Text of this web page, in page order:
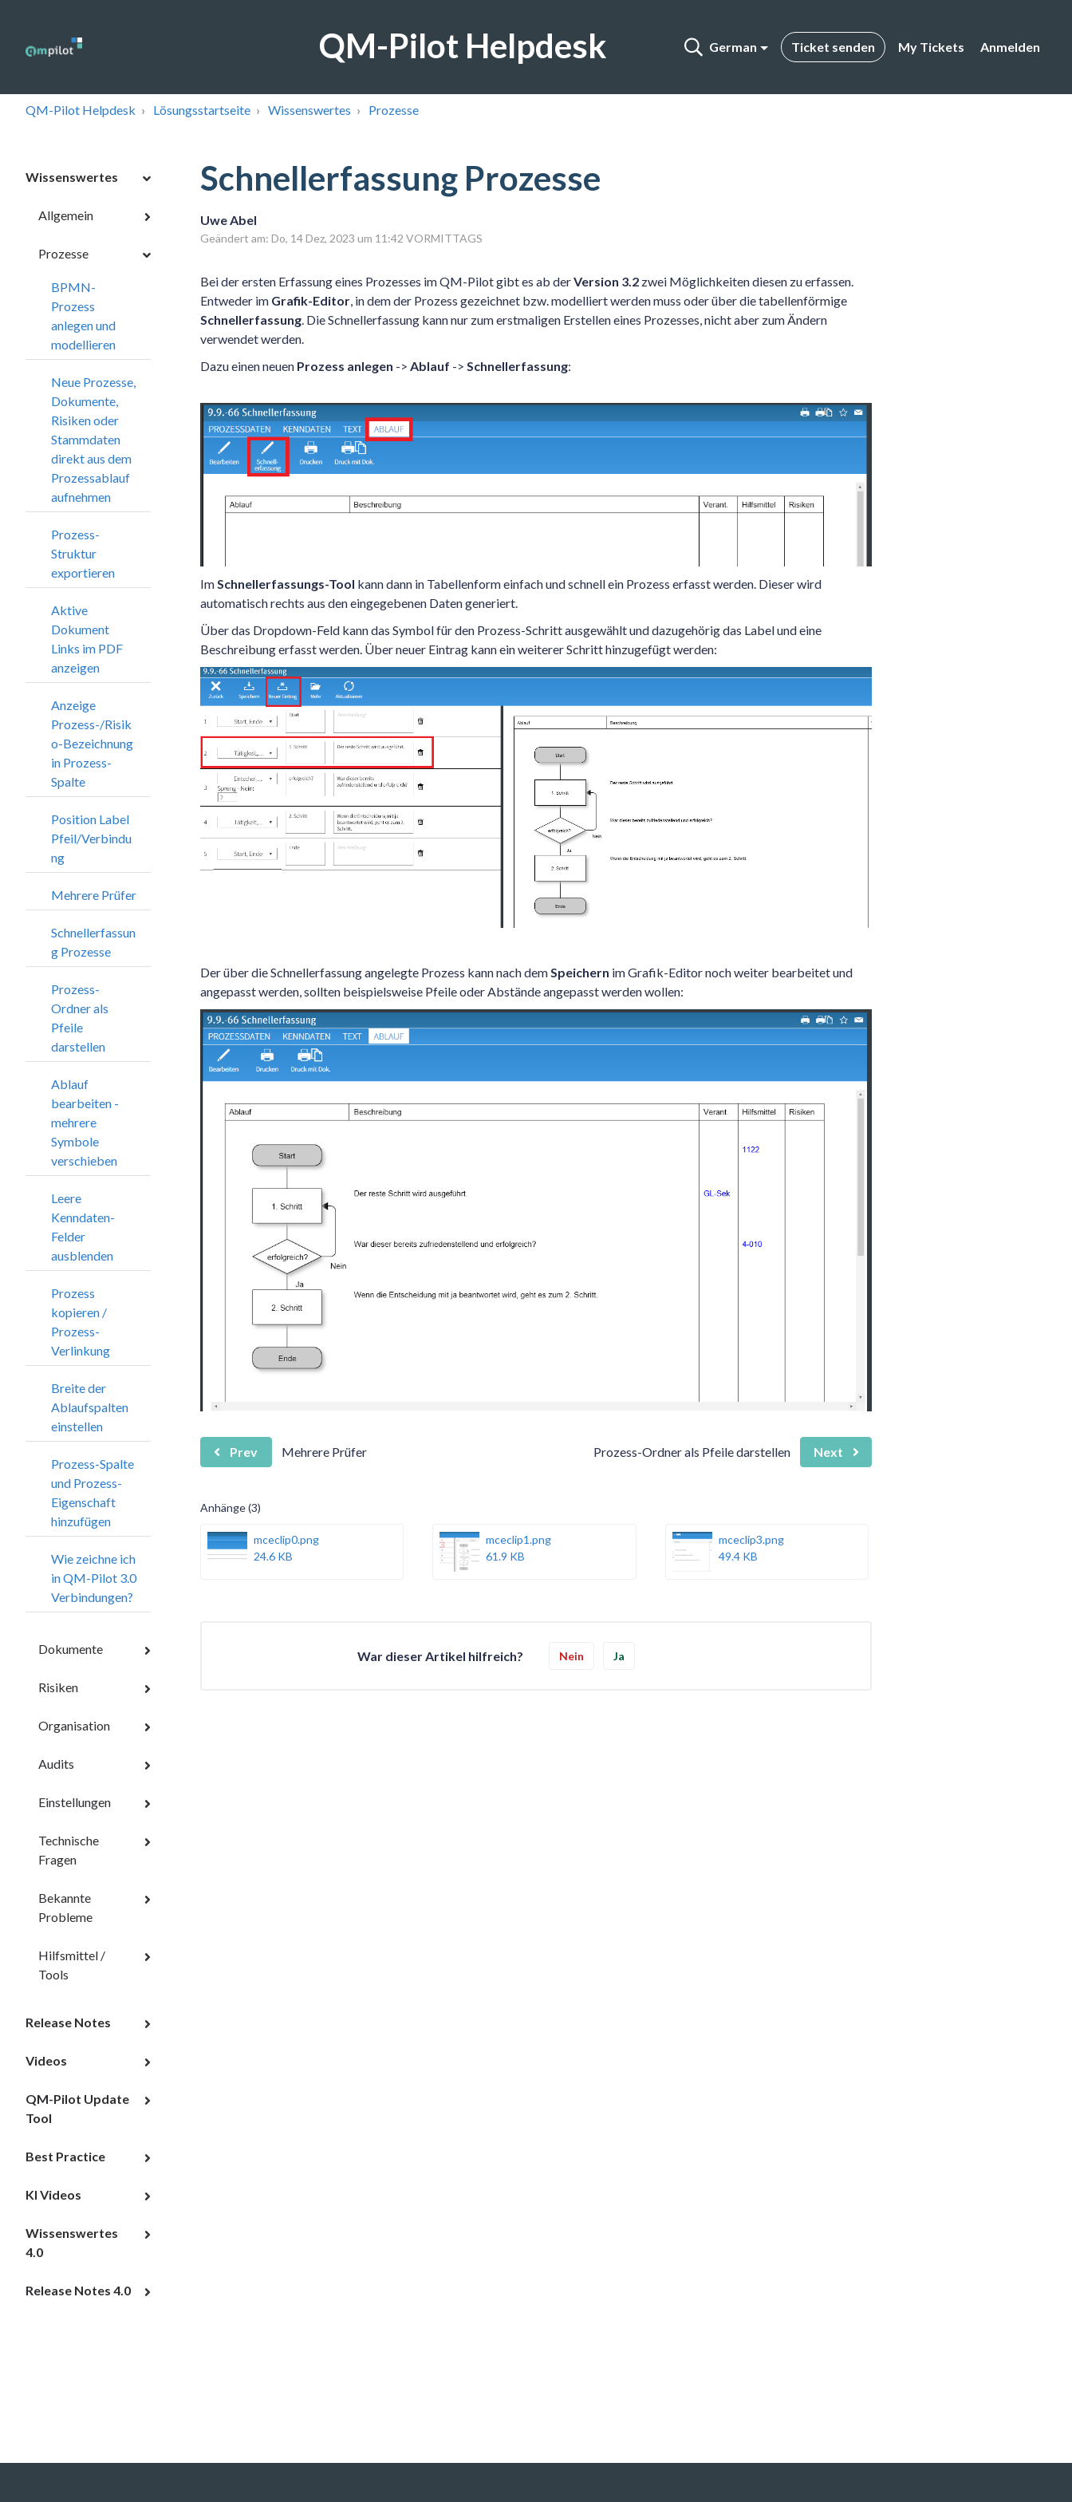
QM-Pilot Helpdesk German Ticket senden My Tickets Anmelden
QM-Pilot Helpdesk Lösungsstartseite Wissenswertes Prozesse
Wissenswertes
Allgemein
Prozesse
BPMN-
Prozess
anlegen und
modellieren
Neue Prozesse,
Dokumente,
Risiken oder
Stammdaten
direkt aus dem
Prozessablauf
aufnehmen
Prozess-
Struktur
exportieren
Aktive
Dokument
Links im PDF
anzeigen
Anzeige
Prozess-/Risik
o-Bezeichnung
in Prozess-
Spalte
Position Label
Pfeil/Verbindu
ng
Mehrere Prüfer
Schnellerfassun
g Prozesse
Prozess-
Ordner als
Pfeile
darstellen
Ablauf
bearbeiten -
mehrere
Symbole
verschieben
Leere
Kenndaten-
Felder
ausblenden
Prozess
kopieren /
Prozess-
Verlinkung
Breite der
Ablaufspalten
einstellen
Prozess-Spalte
und Prozess-
Eigenschaft
hinzufügen
Wie zeichne ich
in QM-Pilot 3.0
Verbindungen?
Dokumente
Risiken
Organisation
Audits
Einstellungen
Technische
Fragen
Bekannte
Probleme
Hilfsmittel /
Tools
Release Notes
Videos
QM-Pilot Update
Tool
Best Practice
KI Videos
Wissenswertes
4.0
Release Notes 4.0
Schnellerfassung Prozesse
Uwe Abel
Geändert am: Do, 14 Dez, 2023 um 11:42 VORMITTAGS
Bei der ersten Erfassung eines Prozesses im QM-Pilot gibt es ab derVersion 3.2zwei Möglichkeiten diesen zu erfassen.
Entweder im Grafik-Editor, in dem der Prozess gezeichnet bzw. modelliert werden muss oder über die tabellenförmige
Schnellerfassung. Die Schnellerfassung kann nur zum erstmaligen Erstellen eines Prozesses, nicht aber zum Ändern
verwendet werden.
Dazu einen neuen Prozess anlegen -> Ablauf -> Schnellerfassung:
Im Schnellerfassungs-Tool kann dann in Tabellenform einfach und schnell ein Prozess erfasst werden. Dieser wird
automatisch rechts aus den eingegebenen Daten generiert.
Über das Dropdown-Feld kann das Symbol für den Prozess-Schritt ausgewählt und dazugehörig das Label und eine
Beschreibung erfasst werden. Über neuer Eintrag kann ein weiterer Schritt hinzugefügt werden:
Der über die Schnellerfassung angelegte Prozess kann nach demSpeichern im Grafik-Editor noch weiter bearbeitet und
angepasst werden, sollten beispielsweise Pfeile oder Abstände angepasst werden wollen:
Prev Mehrere Prüfer Prozess-Ordner als Pfeile darstellen Next
Anhänge (3)
mceclip0.png
24.6 KB
mceclip1.png
61.9 KB
mceclip3.png
49.4 KB
War dieser Artikel hilfreich? Nein Ja